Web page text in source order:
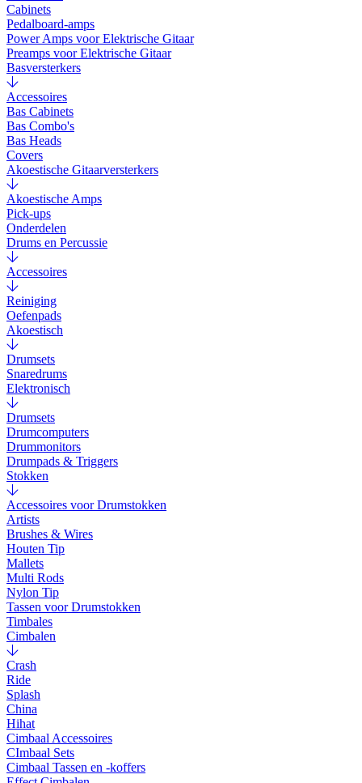
Cabinets
Pedalboard-amps
Power Amps voor Elektrische Gitaar
Preamps voor Elektrische Gitaar
Basversterkers
Accessoires
Bas Cabinets
Bas Combo's
Bas Heads
Covers
Akoestische Gitaarversterkers
Akoestische Amps
Pick-ups
Onderdelen
Drums en Percussie
Accessoires
Reiniging
Oefenpads
Akoestisch
Drumsets
Snaredrums
Elektronisch
Drumsets
Drumcomputers
Drummonitors
Drumpads & Triggers
Stokken
Accessoires voor Drumstokken
Artists
Brushes & Wires
Houten Tip
Mallets
Multi Rods
Nylon Tip
Tassen voor Drumstokken
Timbales
Cimbalen
Crash
Ride
Splash
China
Hihat
Cimbaal Accessoires
CImbaal Sets
Cimbaal Tassen en -koffers